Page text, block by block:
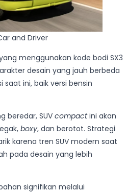
and Driver
menggunakan kode bodi SX3
desain yang jauh berbeda
saat ini, baik versi bensin
beredar, SUV compactini akan
boxy, dan berotot. Strategi
karena tren SUV modern saat
pada desain yang lebih
signifikan melalui